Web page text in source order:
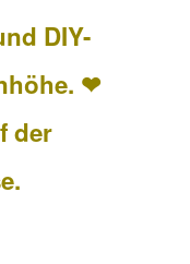
DIY-
❤
der